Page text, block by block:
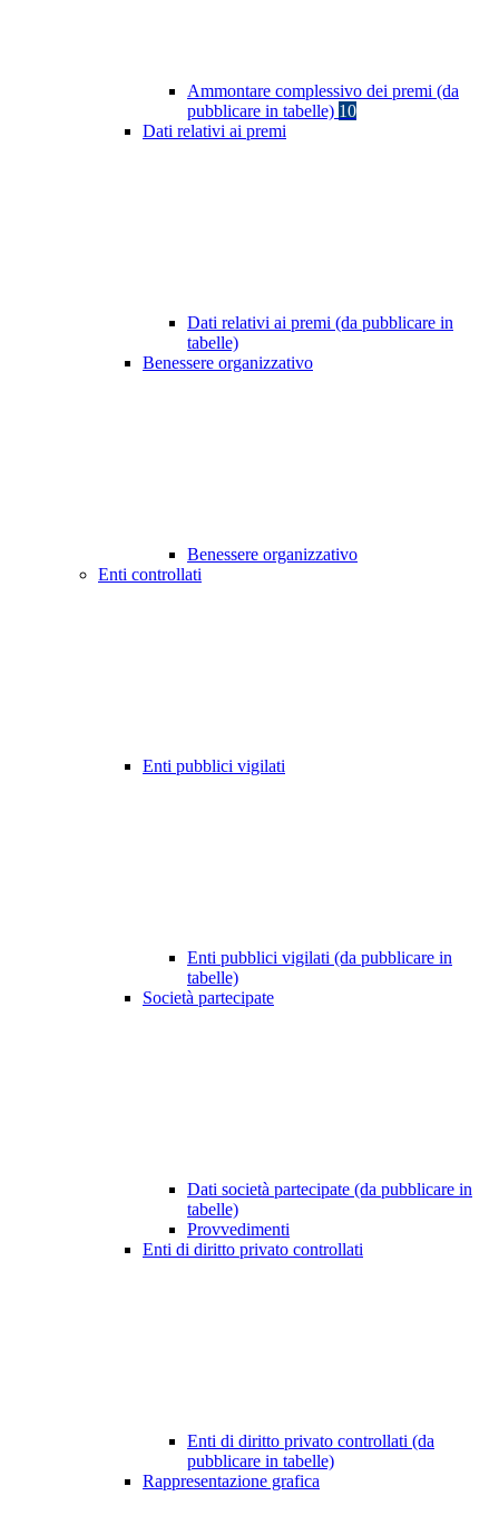
Ammontare complessivo dei premi (da
pubblicare in tabelle) 10
Dati relativi ai premi
Dati relativi ai premi (da pubblicare in
tabelle)
Benessere organizzativo
Benessere organizzativo
Enti controllati
Enti pubblici vigilati
Enti pubblici vigilati (da pubblicare in
tabelle)
Società partecipate
Dati società partecipate (da pubblicare in
tabelle)
Provvedimenti
Enti di diritto privato controllati
Enti di diritto privato controllati (da
pubblicare in tabelle)
Rappresentazione grafica